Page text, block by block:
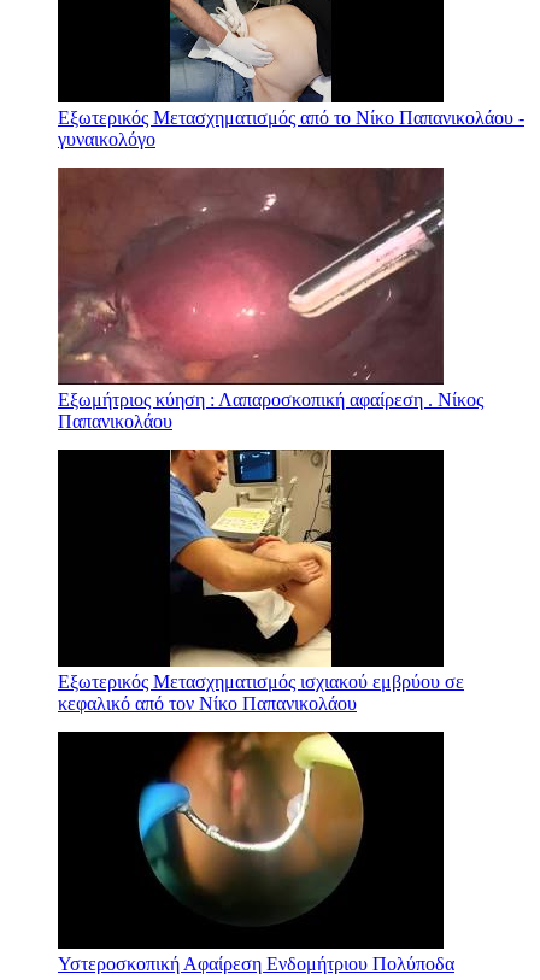
Εξωτερικός Μετασχηματισμός από το Νίκο Παπανικολάου -
γυναικολόγο
Εξωμήτριος κύηση : Λαπαροσκοπική αφαίρεση . Νίκος
Παπανικολάου
Εξωτερικός Μετασχηματισμός ισχιακού εμβρύου σε
κεφαλικό από τον Νίκο Παπανικολάου
Υστεροσκοπική Αφαίρεση Ενδομήτριου Πολύποδα